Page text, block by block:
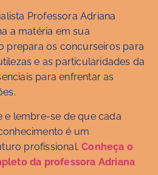
Professora Adriana
a matéria em sua
prepara os concurseiros para
e as particularidades da
para enfrentar as
e lembre-se de que cada
é um
profissional.Conheça o
da professora Adriana